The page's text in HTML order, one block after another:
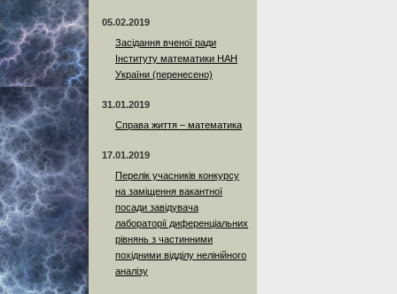
05.02.2019
Засідання вченої ради
Інституту математики НАН
України (перенесено)
31.01.2019
Справа життя – математика
17.01.2019
Перелік учасників конкурсу
на заміщення вакантної
посади завідувача
лабораторії диференціальних
рівнянь з частинними
похідними відділу нелінійного
аналізу